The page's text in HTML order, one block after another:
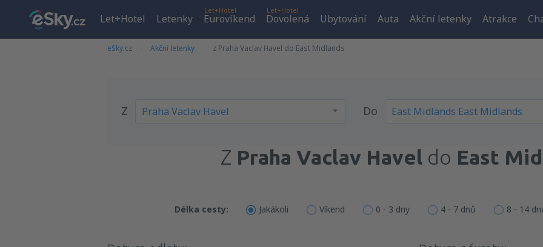
Let+Hotel Letenky
Let+Hotel
Eurovíkend
Let+Hotel
Dovolená Ubytování Auta Akční letenky Atrakce
eSky.cz Akční letenky z Praha Vaclav Havel do East Midlands
Z Do
Z Praha Vaclav Haveldo East
Délka cesty: Jakákoli Víkend 0 - 3 dny 4 - 7 dnů 8 - 14